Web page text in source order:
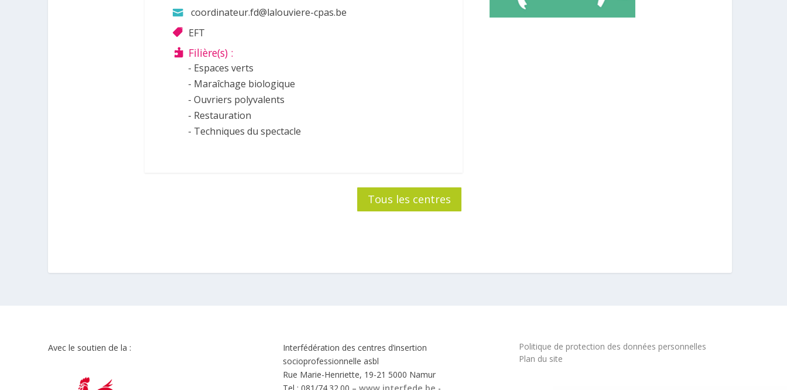
coordinateur.fd@lalouviere-cpas.be
EFT
Filière(s) :
- Espaces verts
- Maraîchage biologique
- Ouvriers polyvalents
- Restauration
- Techniques du spectacle
Tous les centres
Avec le soutien de la :
Interfédération des centres d’insertion
socioprofessionnelle asbl
Rue Marie-Henriette, 19-21 5000 Namur
Tel : 081/74.32.00 –www.interfede.be -
Politique de protection des données personnelles
Plan du site